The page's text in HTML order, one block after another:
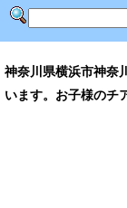
神奈川県横浜市神奈
います。お子様のチ